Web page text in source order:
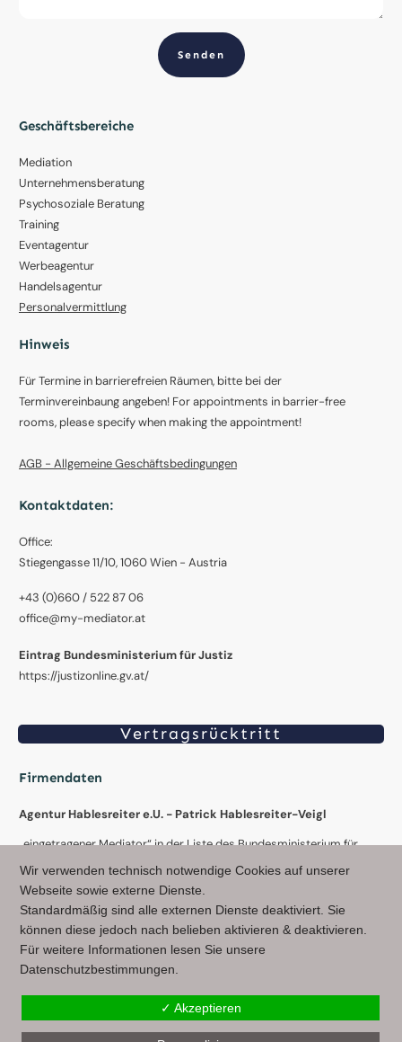
Senden
Geschäftsbereiche
Mediation
Unternehmensberatung
Psychosoziale Beratung
Training
Eventagentur
Werbeagentur
Handelsagentur
Personalvermittlung
Hinweis
Für Termine in barrierefreien Räumen, bitte bei der
Terminvereinbaung angeben! For appointments in barrier-free
rooms, please specify when making the appointment!
AGB - Allgemeine Geschäftsbedingungen
Kontaktdaten:
Office:
Stiegengasse 11/10, 1060 Wien - Austria
+43 (0)660 / 522 87 06
office@my-mediator.at
Eintrag Bundesministerium für Justiz
https://justizonline.gv.at/
Vertragsrücktritt
Firmendaten
Agentur Hablesreiter e.U. - Patrick Hablesreiter-Veigl
„eingetragener Mediator“ in der Liste des Bundesministerium für
Justiz (Österreich) & in der Liste des Sozialministeriumservice
(Österreich)
Stiegengasse 11/10, 1060 Wien - Austria
Wienerbergersdl. 10, 3300 Amstetten - Austria
© Agentur Hablesreiter e.U. 2026. All rights reserved. - more Infos
hablesreiter.com|Impressum|Datenschutz|AGB
Wir verwenden technisch notwendige Cookies auf unserer
Webseite sowie externe Dienste.
Standardmäßig sind alle externen Dienste deaktiviert. Sie
können diese jedoch nach belieben aktivieren & deaktivieren.
Für weitere Informationen lesen Sie unsere
Datenschutzbestimmungen.
✓ Akzeptieren